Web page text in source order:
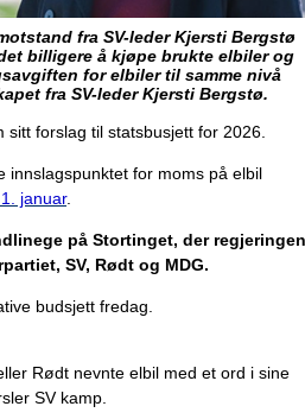
fra SV-leder Kjersti Bergstø
billigere å kjøpe brukte elbiler og
for elbiler til samme nivå
fra SV-leder Kjersti Bergstø.
forslag til statsbusjett for 2026.
innslagspunktet for moms på elbil
januar.
på Stortinget, der regjeringen
SV, Rødt og MDG.
budsjett fredag.
Rødt nevnte elbil med et ord i sine
SV kamp.